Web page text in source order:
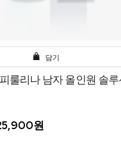
담기
룰리나 남자 올인원 솔루
원